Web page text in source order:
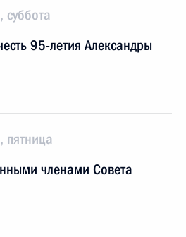
95-летия Александры
пятница
членами Совета